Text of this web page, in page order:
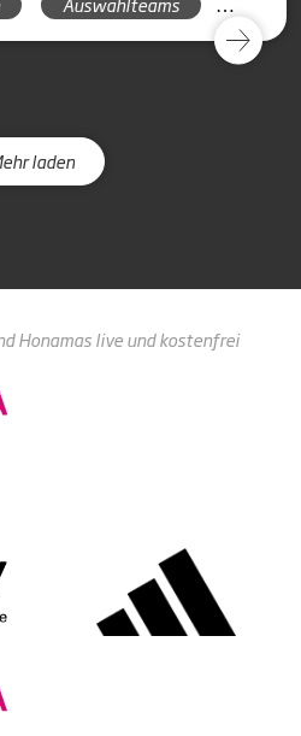
laden
Honamas live und kostenfrei